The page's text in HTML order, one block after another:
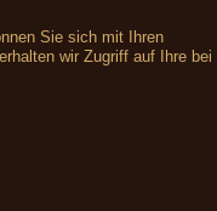
Sie sich mit Ihren
wir Zugriff auf Ihre bei